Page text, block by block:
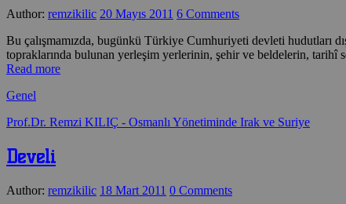
Author: remzikilic 20 Mayıs 2011 6 Comments
Bu çalışmamızda, bugünkü Türkiye Cumhuriyeti devleti hudutları
topraklarında bulunan yerleşim yerlerinin, şehir ve beldelerin, tarihî
Read more
Genel
Prof.Dr. Remzi KILIÇ - Osmanlı Yönetiminde Irak ve Suriye
Develi
Author: remzikilic 18 Mart 2011 0 Comments